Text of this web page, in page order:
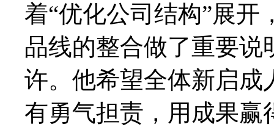
着“优化公司结构”展开
品线的整合做了重要
许。他希望全体新启成
有勇气担责，用成果赢